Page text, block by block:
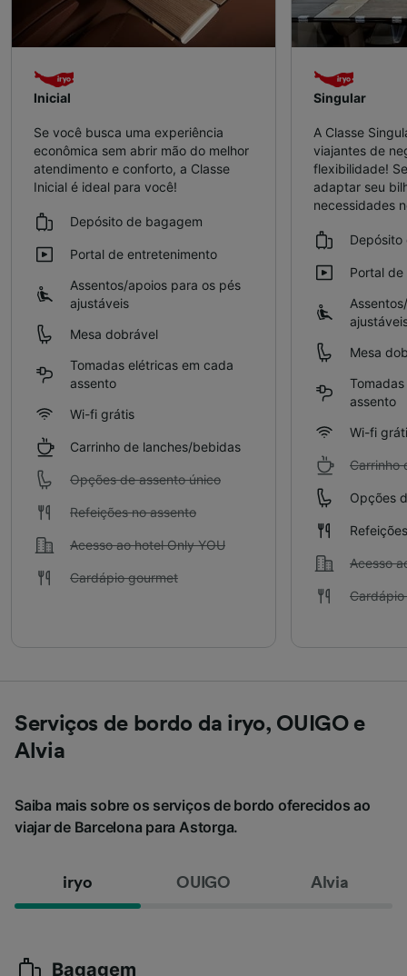
Inicial
Se você busca uma experiência
econômica sem abrir mão do melhor
atendimento e conforto, a Classe
Inicial é ideal para você!
Depósito de bagagem
Portal de entretenimento
Assentos/apoios para os pés
ajustáveis
Mesa dobrável
Tomadas elétricas em cada
assento
Wi-fi grátis
Carrinho de lanches/bebidas
Opções de assento único
Refeições no assento
Acesso ao hotel Only YOU
Cardápio gourmet
Singular
A Classe
viajantes de
flexibilidade!
adaptar seu
necessidades
Portal
Mesa
assento
Wi-fi
Carrinho
Opções
Acesso
Serviços de bordo da iryo, OUIGO e
Alvia
Saiba mais sobre os serviços de bordo oferecidos ao
viajar de Barcelona para Astorga.
iryo OUIGO Alvia
Bagagem